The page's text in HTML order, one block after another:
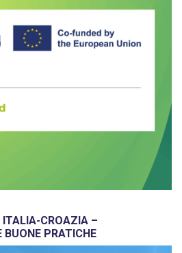
ITALIA-CROAZIA –
BUONE PRATICHE